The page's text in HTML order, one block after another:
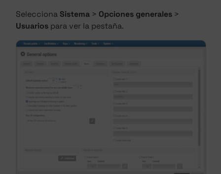
SeleccionaSistema > Opciones generales >
Usuarios para ver la pestaña.